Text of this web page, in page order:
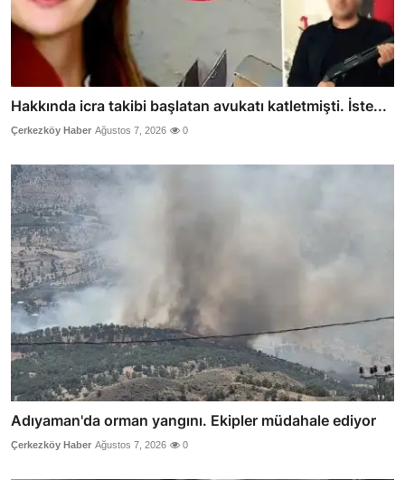
Hakkında icra takibi başlatan avukatı katletmişti. İste...
Çerkezköy Haber Ağustos 7, 2026 0
Adıyaman'da orman yangını. Ekipler müdahale ediyor
Çerkezköy Haber Ağustos 7, 2026 0